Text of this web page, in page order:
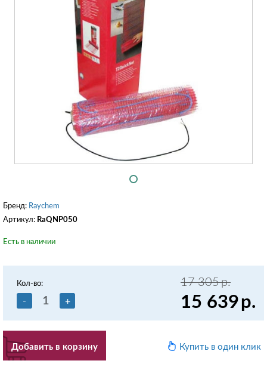
Бренд: Raychem
Артикул: RaQNP050
Есть в наличии
Кол-во:
- +
Добавить в корзину
17 305р.
15 639р.
Купить в один клик